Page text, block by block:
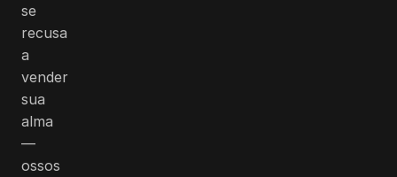
se
recusa
a
vender
sua
alma
—
ossos